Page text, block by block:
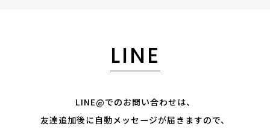
LINE
LINE@でのお問い合わせは、
友達追加後に自動メッセージが届きますので、